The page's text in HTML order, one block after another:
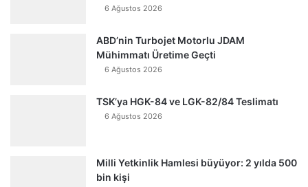
6 Ağustos 2026
ABD’nin Turbojet Motorlu JDAM
Mühimmatı Üretime Geçti
6 Ağustos 2026
TSK’ya HGK-84 ve LGK-82/84 Teslimatı
6 Ağustos 2026
Milli Yetkinlik Hamlesi büyüyor: 2 yılda 500
bin kişi